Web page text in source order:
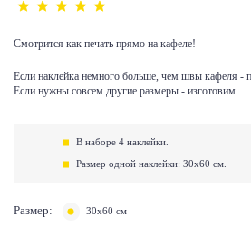
Смотрится как печать прямо на кафеле!
Если наклейка немного больше, чем швы кафеля -
Если нужны совсем другие размеры - изготовим.
В наборе 4 наклейки.
Размер одной наклейки: 30х60 см.
Размер: 30х60 см